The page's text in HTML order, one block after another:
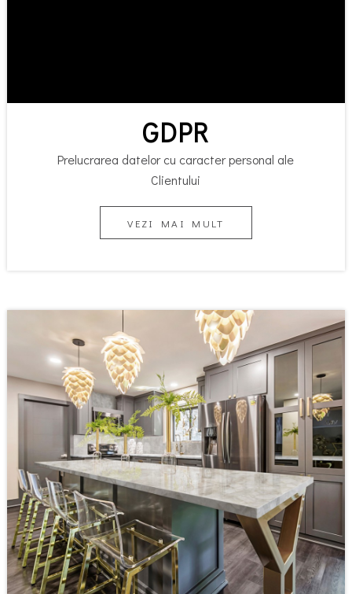
GDPR
Prelucrarea datelor cu caracter personal ale
Clientului
VEZI MAI MULT